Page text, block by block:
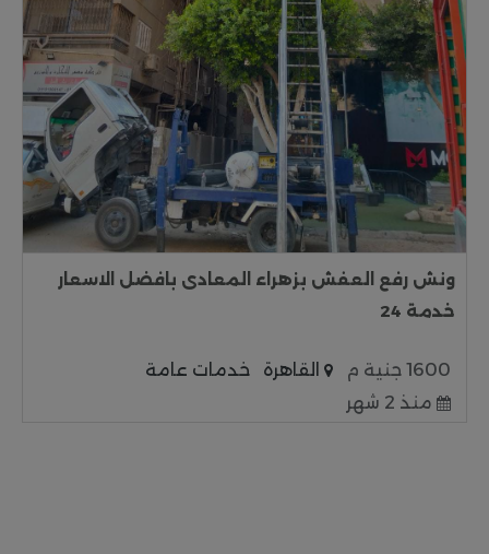
ونش رفع العفش بزهراء المعادى بافضل الاسعار
خدمة 24
1600 جنية م القاهرة
خدمات عامة
منذ 2 شهر